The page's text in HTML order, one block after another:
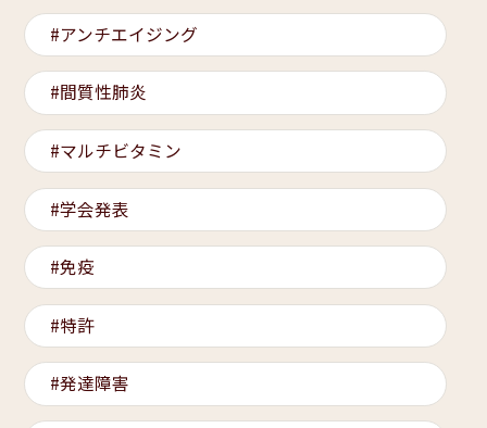
アンチエイジング
間質性肺炎
マルチビタミン
学会発表
免疫
特許
発達障害